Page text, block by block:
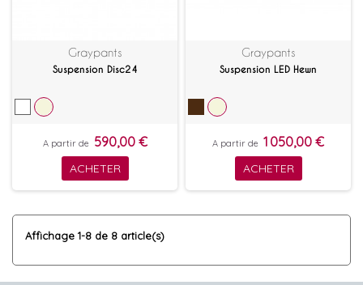
Graypants
Suspension Disc24
A partir de 590,00 €
ACHETER
Graypants
Suspension LED Hewn
A partir de 1 050,00 €
ACHETER
Affichage 1-8 de 8 article(s)